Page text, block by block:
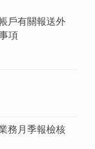
戶有關報送外
項
務月季報檢核